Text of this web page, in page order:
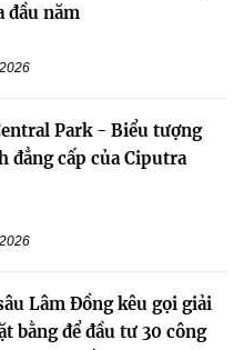
đầu năm
Park - Biểu tượng
đẳng cấp của Ciputra
Lâm Đồng kêu gọi giải
bằng để đầu tư 30 công